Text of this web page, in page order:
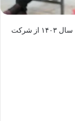
سال ۱۴۰۳ از شرکت